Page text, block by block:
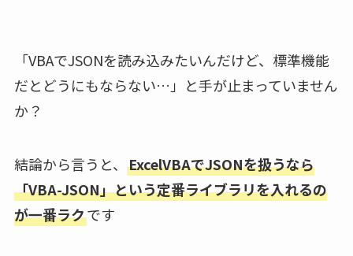
「VBAでJSONを読み込みたいんだけど、標準機能
だとどうにもならない…」と手が止まっていません
か？
結論から言うと、 ExcelVBAでJSONを扱うなら
「VBA-JSON」という定番ライブラリを入れるの
が一番ラクです